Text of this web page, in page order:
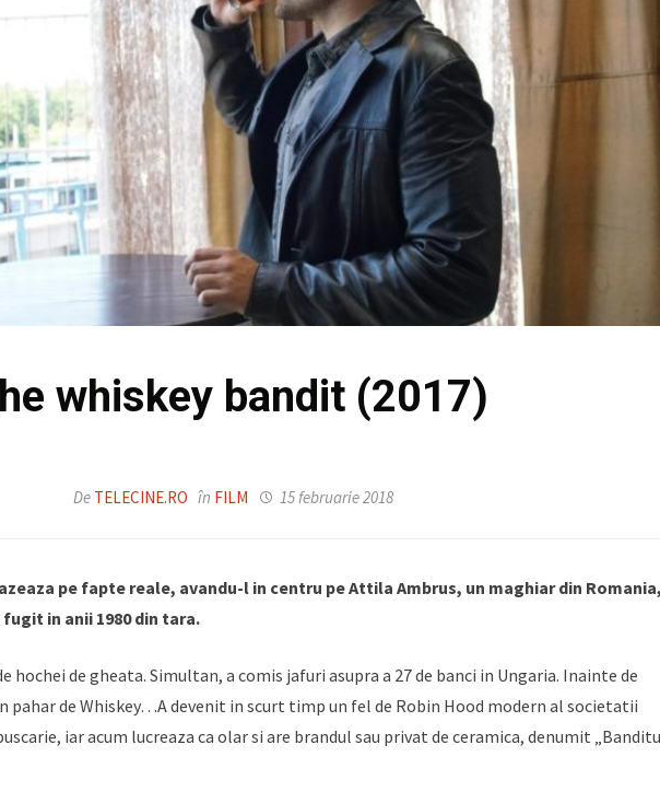
whiskey bandit (2017)
De TELECINE.RO în FILM 15 februarie 2018
pe fapte reale, avandu-l in centru pe Attila Ambrus, un maghiar din
in anii 1980 din tara.
hochei de gheata. Simultan, a comis jafuri asupra a 27 de banci in Ungaria. Inainte de
pahar de Whiskey…A devenit in scurt timp un fel de Robin Hood modern al societatii
iar acum lucreaza ca olar si are brandul sau privat de ceramica, denumit